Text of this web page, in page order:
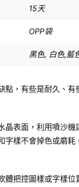
15天
OPP袋
黑色, 白色,藍
點，有些是耐久、
晶表面，利用噴沙
字樣不會掉色或磨耗
體把控圖樣或字樣